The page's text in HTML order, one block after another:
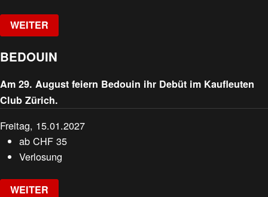
WEITER
BEDOUIN
Am 29. August feiern Bedouin ihr Debüt im Kaufleuten
Club Zürich.
Freitag, 15.01.2027
abCHF 35
Verlosung
WEITER